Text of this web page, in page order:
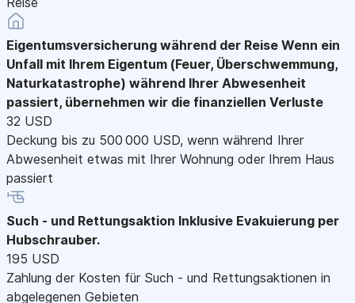
Eigentumsversicherung während der Reise Wenn ein
Unfall mit Ihrem Eigentum (Feuer, Überschwemmung,
Naturkatastrophe) während Ihrer Abwesenheit
passiert, übernehmen wir die finanziellen Verluste
32 USD
Deckung bis zu 500 000 USD, wenn während Ihrer
Abwesenheit etwas mit Ihrer Wohnung oder Ihrem Haus
passiert
Such - und Rettungsaktion Inklusive Evakuierung per
Hubschrauber.
195 USD
Zahlung der Kosten für Such - und Rettungsaktionen in
abgelegenen Gebieten